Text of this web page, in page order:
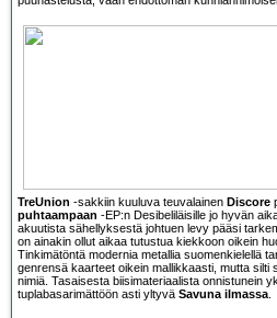
TreUnion -sakkiin kuuluva teuvalainen Discore
puhtaampaan -EP:n Desibeliläisille jo hyvän
akuutista sähellyksestä johtuen levy pääsi
on ainakin ollut aikaa tutustua kiekkoon oikein
Tinkimätöntä modernia metallia suomenkielellä
genrensä kaarteet oikein mallikkaasti, mutta silti
nimiä. Tasaisesta biisimateriaalista onnistunein
tuplabasarimättöön asti yltyvä Savuna ilmassa.